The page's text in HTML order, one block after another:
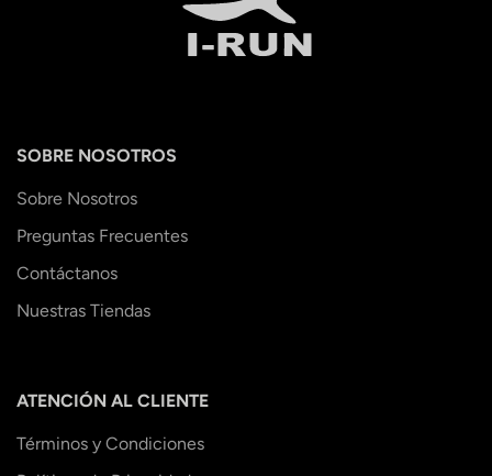
SOBRE NOSOTROS
Sobre Nosotros
Preguntas Frecuentes
Contáctanos
Nuestras Tiendas
ATENCIÓN AL CLIENTE
Términos y Condiciones